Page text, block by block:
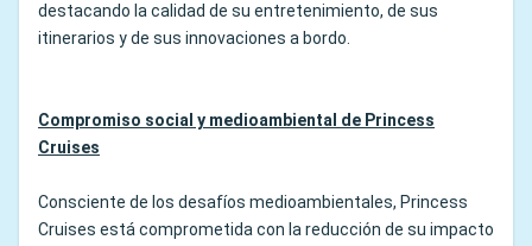
destacando la calidad de su entretenimiento, de sus
itinerarios y de sus innovaciones a bordo.
Compromiso social y medioambiental de Princess
Cruises
Consciente de los desafíos medioambientales, Princess
Cruises está comprometida con la reducción de su impacto